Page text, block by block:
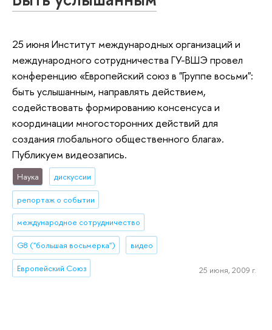
25 июня Институт международных организаций и
международного сотрудничества ГУ-ВШЭ провел
конференцию «Европейский союз в "Группе восьми":
быть услышанным, направлять действием,
содействовать формированию консенсуса и
координации многосторонних действий для
создания глобального общественного блага».
Публикуем видеозапись.
Наука дискуссии
репортаж о событии
международное сотрудничество
G8 ("большая восьмерка") видео
Европейский Союз 25 июня, 2009 г.